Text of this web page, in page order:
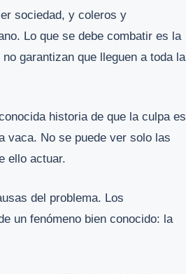
sociedad, y coleros y
Lo que se debe combatir es la
garantizan que lleguen a toda la
historia de que la culpa es
vaca. No se puede ver solo las
ello actuar.
del problema. Los
un fenómeno bien conocido: la